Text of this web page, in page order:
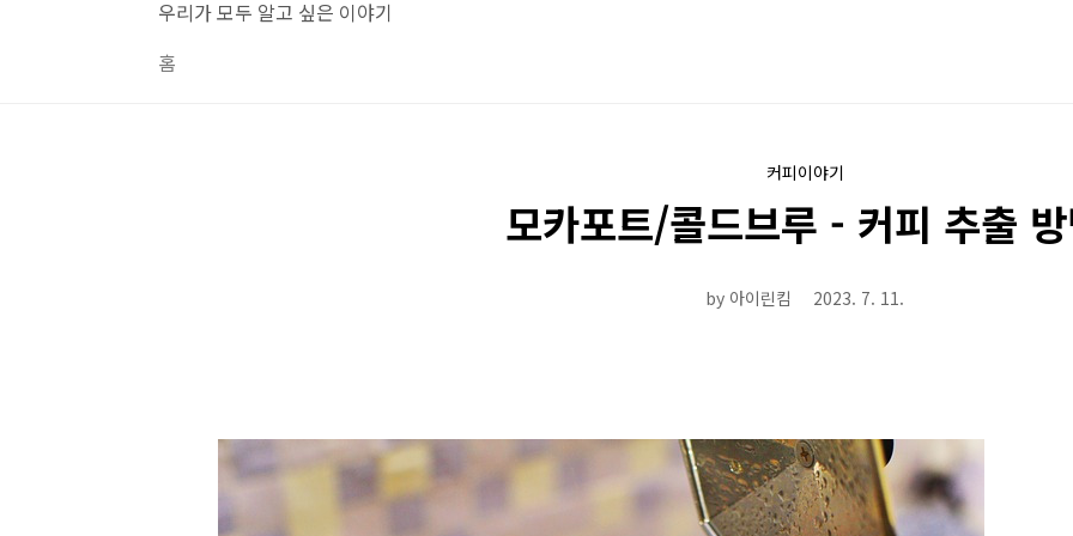
우리가 모두 알고 싶은 이야기
홈
커피이야기
모카포트/콜드브루 - 커피 추출
by 아이린킴 2023. 7. 11.